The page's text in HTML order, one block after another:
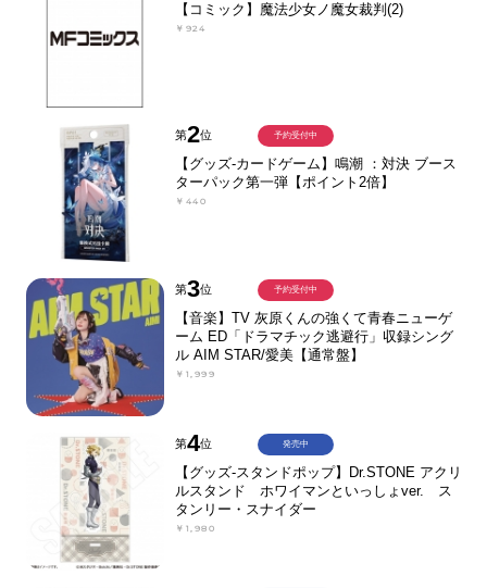
【コミック】魔法少女ノ魔女裁判(2)
￥924
第2位
【グッズ-カードゲーム】鳴潮 ：対決 ブース
ターパック第一弾【ポイント2倍】
￥440
予約受付中
第3位
【音楽】TV 灰原くんの強くて青春ニューゲ
ーム ED「ドラマチック逃避行」収録シング
ル AIM STAR/愛美【通常盤】
￥1,999
予約受付中
第4位
【グッズ-スタンドポップ】Dr.STONE アクリ
ルスタンド ホワイマンといっしょver. ス
タンリー・スナイダー
￥1,980
発売中